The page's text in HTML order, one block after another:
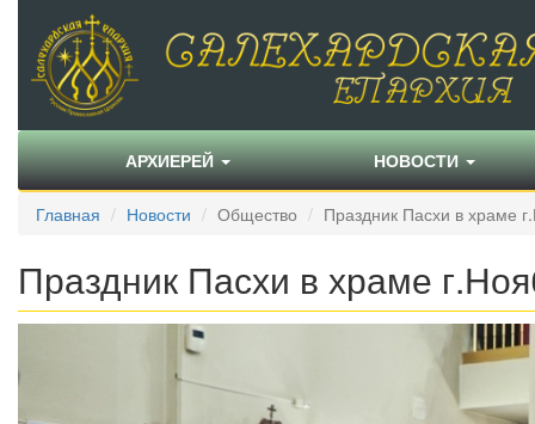
АРХИЕРЕЙ НОВОСТИ
Главная Новости Общество Праздник Пасхи в храме
Праздник Пасхи в храме